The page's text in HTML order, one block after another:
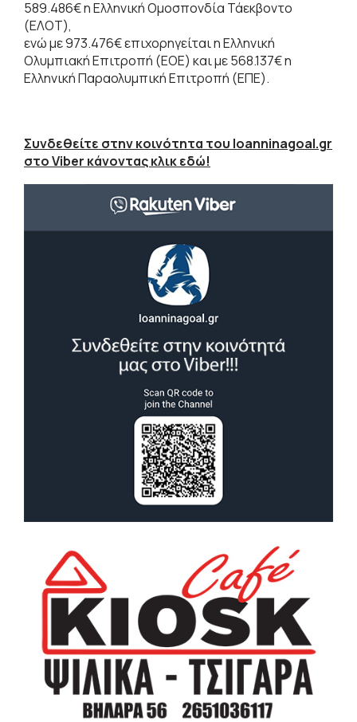
589.486€ η Ελληνική Ομοσπονδία Τάεκβοντο
(ΕΛΟΤ),
ενώ με 973.476€ επιχορηγείται η Ελληνική
Ολυμπιακή Επιτροπή (ΕΟΕ) και με 568.137€ η
Ελληνική Παραολυμπική Επιτροπή (ΕΠΕ).
Συνδεθείτε στην κοινότητα του Ioanninagoal.gr
στο Viber κάνοντας κλικ εδώ!